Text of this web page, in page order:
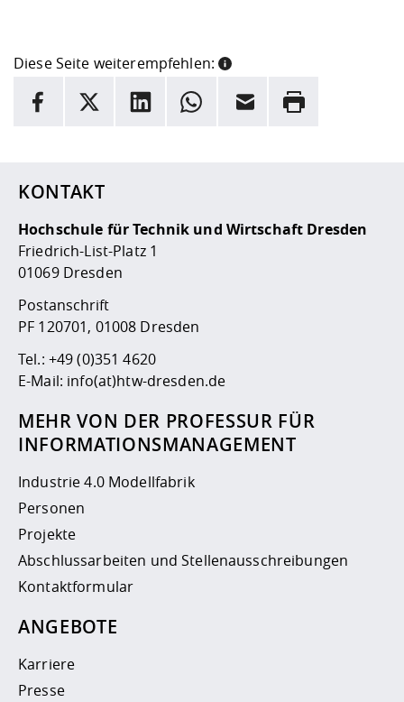
Diese Seite weiterempfehlen:
INFORMATION
Hier stehen weitere Informationen und ein Link zur
Facebook
X LinkedInWhatsappE-Mail Drucken
KONTAKT
Hochschule für Technik und Wirtschaft Dresden
Friedrich-List-Platz 1
01069 Dresden
Postanschrift
PF 120701, 01008 Dresden
Tel.: +49 (0)351 4620
E-Mail: info(at)htw-dresden.de
MEHR VON DER PROFESSUR FÜR
INFORMATIONSMANAGEMENT
Industrie 4.0 Modellfabrik
Personen
Projekte
Abschlussarbeiten und Stellenausschreibungen
Kontaktformular
ANGEBOTE
Karriere
Presse